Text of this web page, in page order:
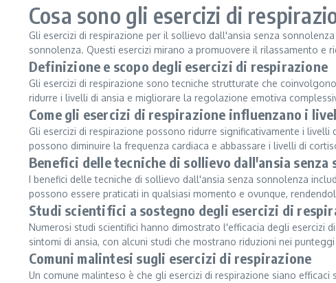
Cosa sono gli esercizi di
Gli esercizi di respirazione per il sollievo dall'ansia senza
sonnolenza. Questi esercizi mirano a promuovere il rilassamento
Definizione e scopo degli esercizi di respirazione
Gli esercizi di respirazione sono tecniche strutturate che
ridurre i livelli di ansia e migliorare la regolazione emotiva
Come gli esercizi di respirazione influenzano i
Gli esercizi di respirazione possono ridurre significativamente i
possono diminuire la frequenza cardiaca e abbassare i livelli di
Benefici delle tecniche di sollievo dall'ansia senza
I benefici delle tecniche di sollievo dall'ansia senza sonnolenza
possono essere praticati in qualsiasi momento e ovunque,
Studi scientifici a sostegno degli esercizi di
Numerosi studi scientifici hanno dimostrato l'efficacia degli esercizi
sintomi di ansia, con alcuni studi che mostrano riduzioni nei
Comuni malintesi sugli esercizi di respirazione
Un comune malinteso è che gli esercizi di respirazione siano